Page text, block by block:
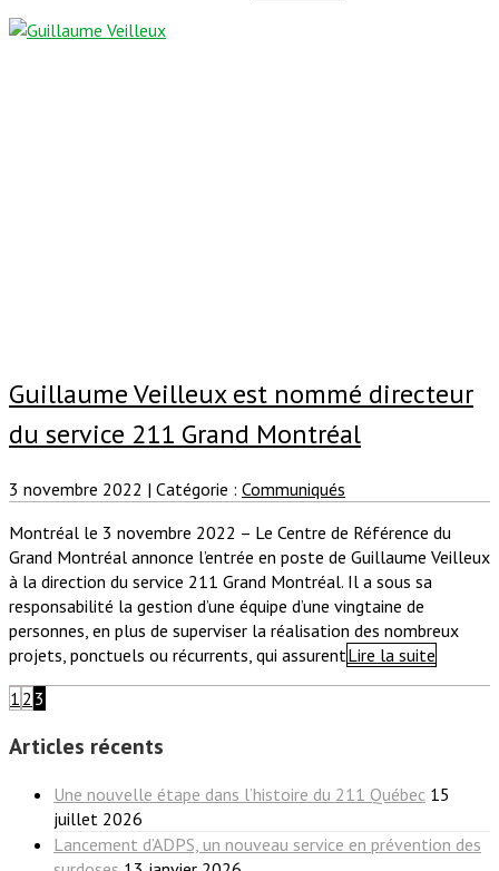
Guillaume Veilleux est nommé directeur
du service 211 Grand Montréal
3 novembre 2022 | Catégorie : Communiqués
Montréal le 3 novembre 2022 – Le Centre de Référence du
Grand Montréal annonce l’entrée en poste de Guillaume Veilleux
à la direction du service 211 Grand Montréal. Il a sous sa
responsabilité la gestion d’une équipe d’une vingtaine de
personnes, en plus de superviser la réalisation des nombreux
projets, ponctuels ou récurrents, qui assurentLire la suite
1 2 3
Articles récents
Une nouvelle étape dans l’histoire du 211 Québec 15
juillet 2026
Lancement d’ADPS, un nouveau service en prévention des